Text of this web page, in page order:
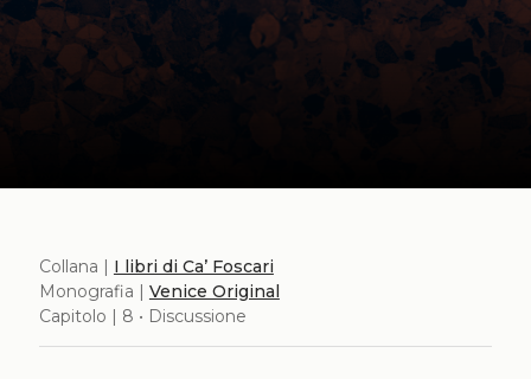
Collana | I libri di Ca’ Foscari
Monografia | Venice Original
Capitolo | 8 • Discussione